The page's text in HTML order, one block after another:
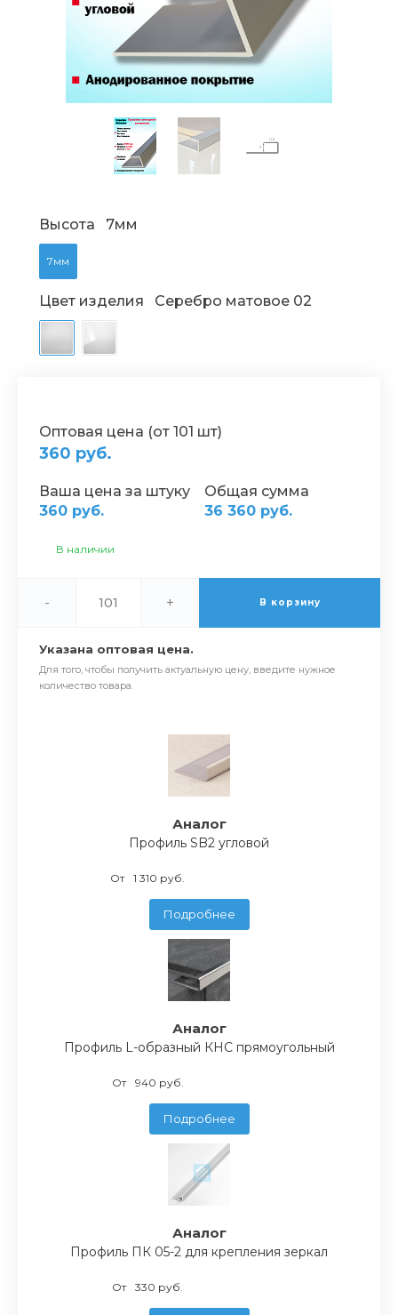
Высота 7мм
7мм
Цвет изделия Серебро матовое 02
Оптовая цена (от 101 шт)
360 руб.
Ваша цена за штуку
360 руб.
Общая сумма
36 360 руб.
В наличии
- + В корзину
Указана оптовая цена.
Для того, чтобы получить актуальную цену, введите нужное
количество товара.
Аналог
Профиль SB2 угловой
От 1 310 руб.
Подробнее
Аналог
Профиль L-образный КНС прямоугольный
От 940 руб.
Подробнее
Аналог
Профиль ПК 05-2 для крепления зеркал
От 330 руб.